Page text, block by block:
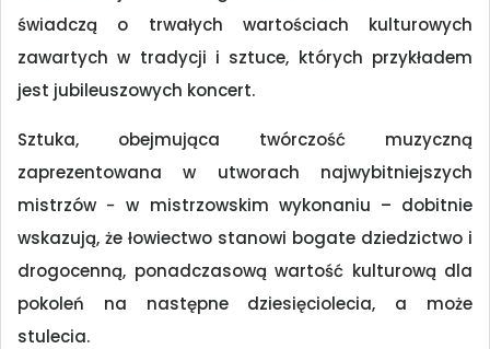
świadczą o trwałych wartościach kulturowych
zawartych w tradycji i sztuce, których przykładem
jest jubileuszowych koncert.
Sztuka, obejmująca twórczość muzyczną
zaprezentowana w utworach najwybitniejszych
mistrzów − w mistrzowskim wykonaniu – dobitnie
wskazują, że łowiectwo stanowi bogate dziedzictwo i
drogocenną, ponadczasową wartość kulturową dla
pokoleń na następne dziesięciolecia, a może
stulecia.